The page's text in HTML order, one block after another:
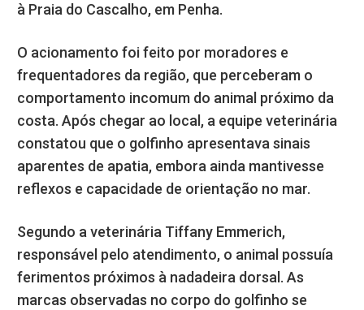
à Praia do Cascalho, em Penha.
O acionamento foi feito por moradores e
frequentadores da região, que perceberam o
comportamento incomum do animal próximo da
costa. Após chegar ao local, a equipe veterinária
constatou que o golfinho apresentava sinais
aparentes de apatia, embora ainda mantivesse
reflexos e capacidade de orientação no mar.
Segundo a veterinária Tiffany Emmerich,
responsável pelo atendimento, o animal possuía
ferimentos próximos à nadadeira dorsal. As
marcas observadas no corpo do golfinho se